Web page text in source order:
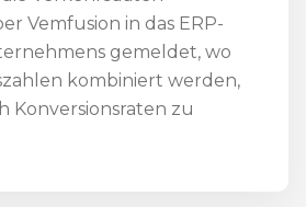
Vemfusion in das ERP-
gemeldet, wo
kombiniert werden,
Konversionsraten zu